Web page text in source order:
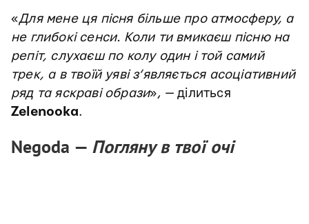
«Для мене ця пісня більше про атмосферу, а
не глибокі сенси. Коли ти вмикаєш пісню на
репіт, слухаєш по колу один і той самий
трек, а в твоїй уяві з’являється асоціативний
ряд та яскраві образи», — ділиться
Zelenooka.
Negoda — Погляну в твої очі